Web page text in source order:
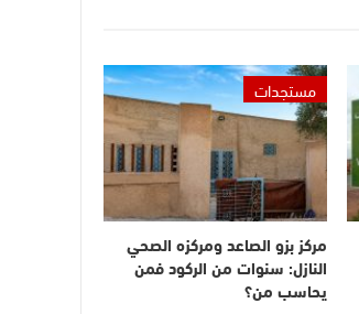
مستجدات
مركز بزو الصاعد ومركزه الصحي
النازل: سنوات من الركود فمن
يحاسب من؟